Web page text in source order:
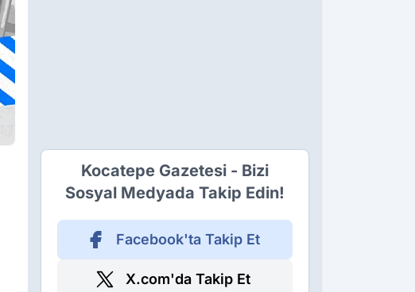
Kocatepe Gazetesi - Bizi
Sosyal Medyada Takip Edin!
Facebook'ta Takip Et
X.com'da Takip Et